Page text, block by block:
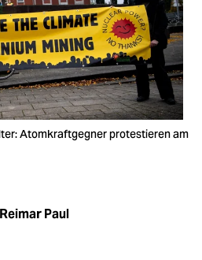
Atomkraftgegner protestieren am
Reimar Paul